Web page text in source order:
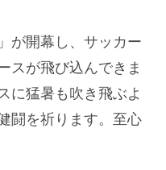
が開幕し、サッカー
スが飛び込んできま
に猛暑も吹き飛ぶよ
闘を祈ります。至心